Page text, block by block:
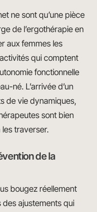
ne sont qu’une pièce
de l’ergothérapie en
aux femmes les
qui comptent
fonctionnelle
né. L’arrivée d’un
de vie dynamiques,
sont bien
traverser.
de la
bougez réellement
des ajustements qui